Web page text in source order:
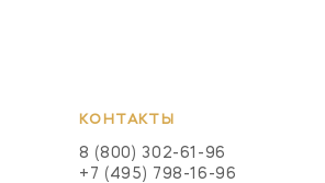
КОНТАКТЫ
8 (800) 302-61-96
+7 (495) 798-16-96